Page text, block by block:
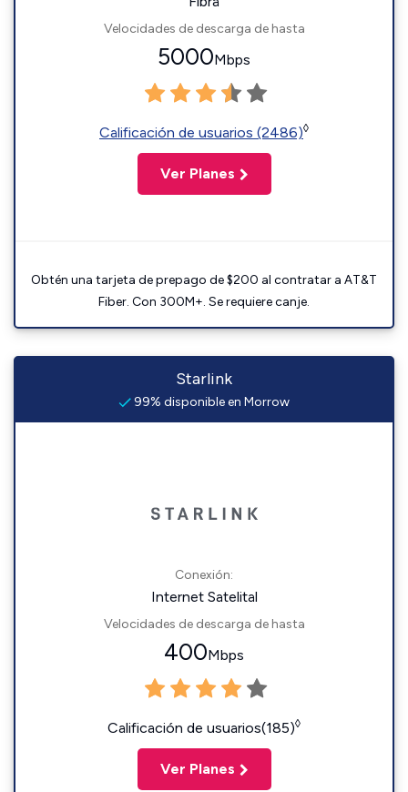
Velocidades de descarga de hasta
5000Mbps
Calificación de usuarios (2486)◊
Ver Planes
Obtén una tarjeta de prepago de $200 al contratar a AT&T
Fiber. Con 300M+. Se requiere canje.
Starlink
99% disponible en Morrow
Conexión:
Internet Satelital
Velocidades de descarga de hasta
400Mbps
Calificación de usuarios(185)◊
Ver Planes